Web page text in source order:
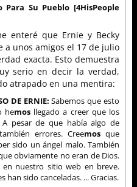
Su Pueblo [4HisPeople
enteré que Ernie y Becky
a unos amigos el 17 de julio
exacta. Esto demuestra
serio en decir la verdad,
atrapado en una mentira:
DE ERNIE: Sabemos que esto
hemos llegado a creer que los
pesar de que había algo de
errores. Creemosque
sido un ángel malo. También
obviamente no eran de Dios.
nuestro sitio web en breve.
sido canceladas. ... Gracias.